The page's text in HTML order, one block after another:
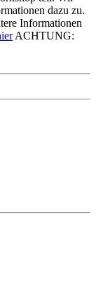
dazu zu.
Informationen
ACHTUNG: